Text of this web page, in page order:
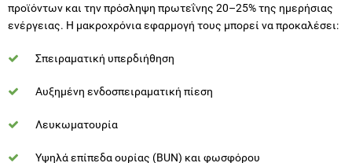
προϊόντων και την πρόσληψη πρωτεΐνης 20–25% της ημερήσιας
ενέργειας. Η μακροχρόνια εφαρμογή τους μπορεί να προκαλέσει:
Σπειραματική υπερδιήθηση
Αυξημένη ενδοσπειραματική πίεση
Λευκωματουρία
Υψηλά επίπεδα ουρίας (BUN) και φωσφόρου